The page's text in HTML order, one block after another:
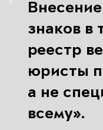
импорта
Какие
знаков в
реестр
юристы
а не
всему».